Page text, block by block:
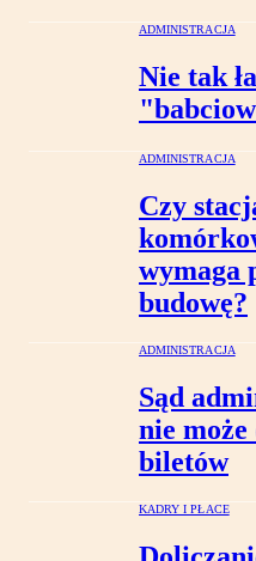
ADMINISTRACJA
Nie tak
ADMINISTRACJA
Czy
wymaga
budowę?
ADMINISTRACJA
Sąd
nie może
biletów
KADRY I PŁACE